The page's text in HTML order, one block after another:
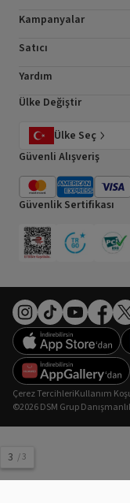
3 /3
Kampanyalar
Satıcı
Yardım
Ülke Değiştir
Ülke Seç
Güvenli Alışveriş
Güvenlik Sertifikası
©2026 DSM Grup
Çerez TercihleriKullanım